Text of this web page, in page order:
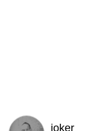
joker